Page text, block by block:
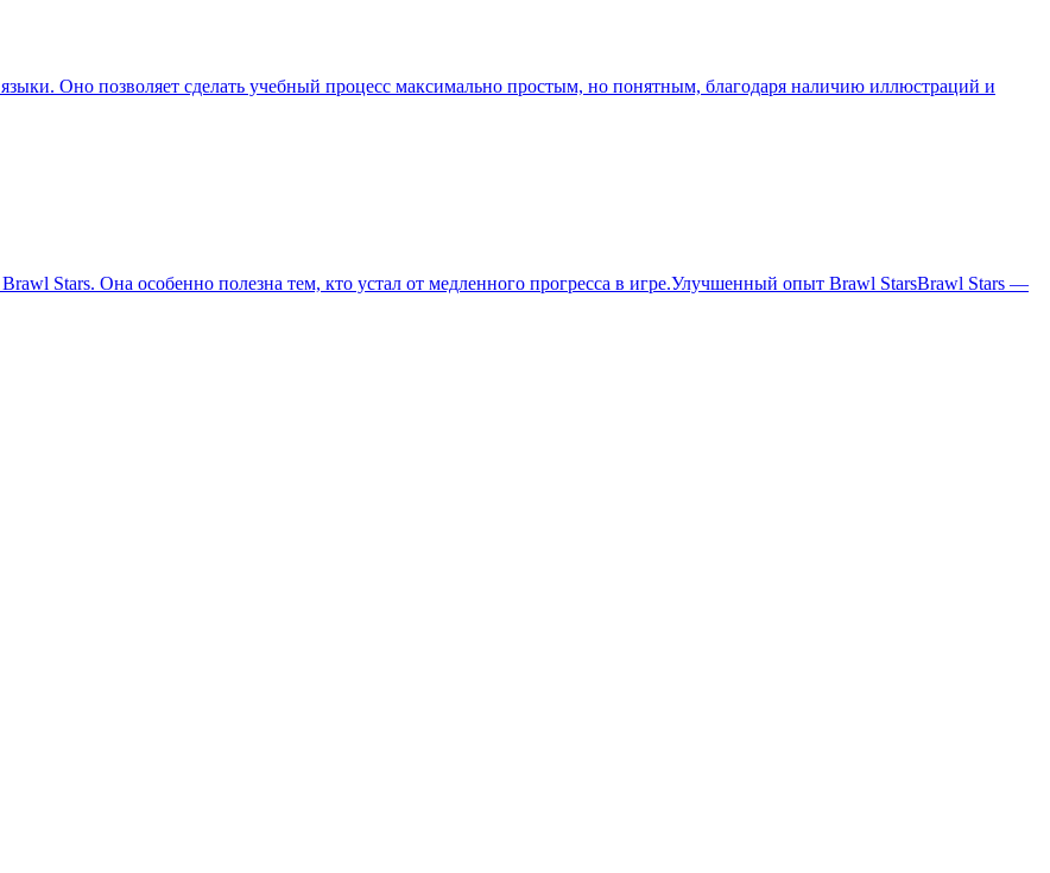
Оно позволяет сделать учебный процесс максимально простым, но понятным, благодаря наличию иллюстраций и
Stars. Она особенно полезна тем, кто устал от медленного прогресса в игре.Улучшенный опыт Brawl StarsBrawl Stars —